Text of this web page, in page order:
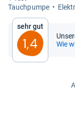
Tauch­pumpe
Sehr gut
1,4
Wie